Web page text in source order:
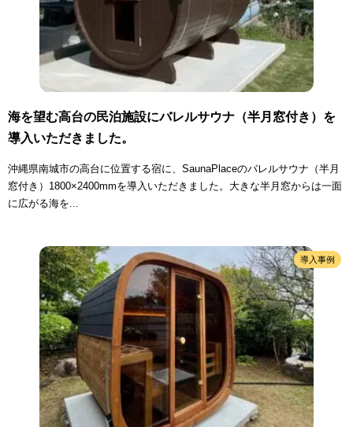
海を望む高台の民泊施設にバレルサウナ（半月窓付き）を
導入いただきました。
沖縄県南城市の高台に位置する宿に、SaunaPlaceのバレルサウナ（半月
窓付き）1800×2400mmを導入いただきました。大きな半月窓からは一面
に広がる海を...
導入事例